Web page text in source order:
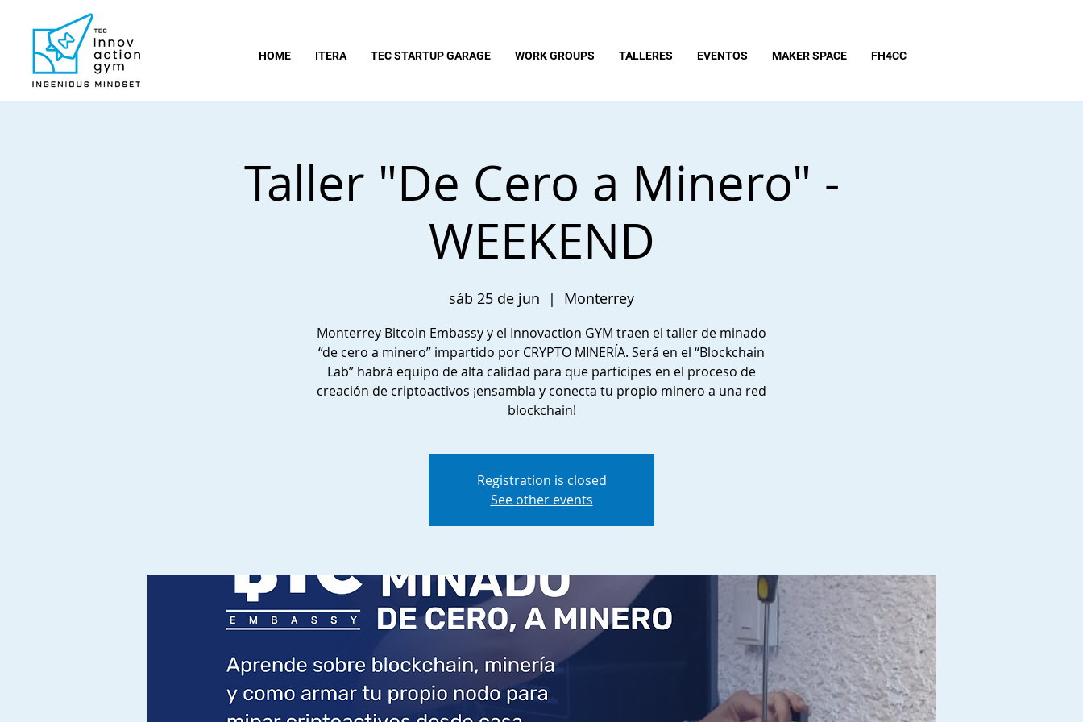
HOME ITERA TEC STARTUP GARAGE WORK GROUPS TALLERES EVENTOS MAKER SPACE FH4CC
Taller "De Cero a Minero" -
WEEKEND
sáb 25 de jun
  |
Monterrey
Monterrey Bitcoin Embassy y el Innovaction GYM traen el taller de minado
“de cero a minero” impartido por CRYPTO MINERÍA. Será en el “Blockchain
Lab” habrá equipo de alta calidad para que participes en el proceso de
creación de criptoactivos ¡ensambla y conecta tu propio minero a una red
blockchain!
Registration is closed
See other events